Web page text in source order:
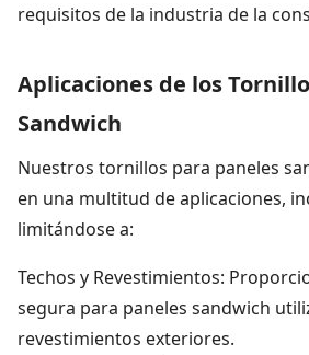
requisitos de la industria de la
Aplicaciones de los
Sandwich
Nuestros tornillos para paneles
en una multitud de aplicaciones,
limitándose a:
Techos y Revestimientos:
segura para paneles sandwich
revestimientos exteriores.